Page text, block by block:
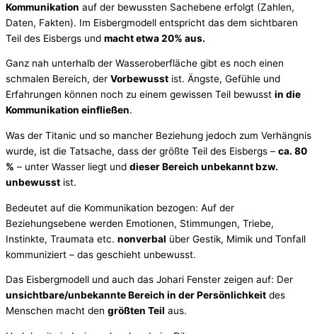
Kommunikation auf der bewussten Sachebene erfolgt (Zahlen,
Daten, Fakten). Im Eisbergmodell entspricht das dem sichtbaren
Teil des Eisbergs und macht etwa 20% aus.
Ganz nah unterhalb der Wasseroberfläche gibt es noch einen
schmalen Bereich, der Vorbewusst ist. Ängste, Gefühle und
Erfahrungen können noch zu einem gewissen Teil bewusst in die
Kommunikation einfließen.
Was der Titanic und so mancher Beziehung jedoch zum Verhängnis
wurde, ist die Tatsache, dass der größte Teil des Eisbergs – ca. 80
% – unter Wasser liegt und dieser Bereich unbekannt bzw.
unbewusst ist.
Bedeutet auf die Kommunikation bezogen: Auf der
Beziehungsebene werden Emotionen, Stimmungen, Triebe,
Instinkte, Traumata etc. nonverbal über Gestik, Mimik und Tonfall
kommuniziert – das geschieht unbewusst.
Das Eisbergmodell und auch das Johari Fenster zeigen auf: Der
unsichtbare/unbekannte Bereich in der Persönlichkeit des
Menschen macht den größten Teil aus.